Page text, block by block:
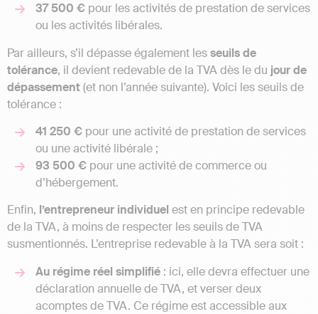
37 500 € pour les activités de prestation de services
ou les activités libérales.
Par ailleurs, s’il dépasse également lesseuilsde
tolérance, il devient redevable de la TVA dès le du jour de
dépassement(et non l’année suivante). Voici les seuils de
tolérance :
41 250 € pour une activité de prestation de services
ou une activité libérale ;
93 500 € pour une activité de commerce ou
d’hébergement.
Enfin, l’entrepreneur individuel est en principe redevable
de la TVA, à moins de respecter les seuils de TVA
susmentionnés. L’entreprise redevable à la TVA sera soit :
Au régime réel simplifié : ici, elle devra effectuer une
déclaration annuelle de TVA, et verser deux
acomptes de TVA. Ce régime est accessible aux